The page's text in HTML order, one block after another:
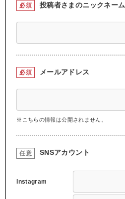
必須 投稿者さまのニックネーム
必須 メールアドレス
※こちらの情報は公開されません。
任意 SNSアカウント
Instagram